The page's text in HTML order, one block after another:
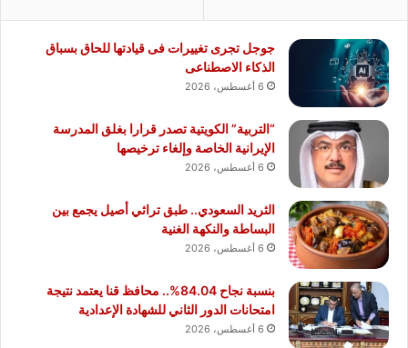
جوجل تجرى تغييرات فى قيادتها للحاق بسباق
الذكاء الاصطناعى
6 أغسطس، 2026
“التربية” الكويتية تصدر قرارا بغلق المدرسة
الإيرانية الخاصة وإلغاء ترخيصها
6 أغسطس، 2026
الثريد السعودي.. طبق تراثي أصيل يجمع بين
البساطة والنكهة الغنية
6 أغسطس، 2026
بنسبة نجاح 84.04%.. محافظ قنا يعتمد نتيجة
امتحانات الدور الثاني للشهادة الإعدادية
6 أغسطس، 2026